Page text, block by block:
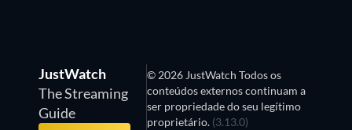
JustWatch
The Streaming
Guide
© 2026 JustWatch Todos os
conteúdos externos continuam a
ser propriedade do seu legítimo
proprietário. (3.13.0)